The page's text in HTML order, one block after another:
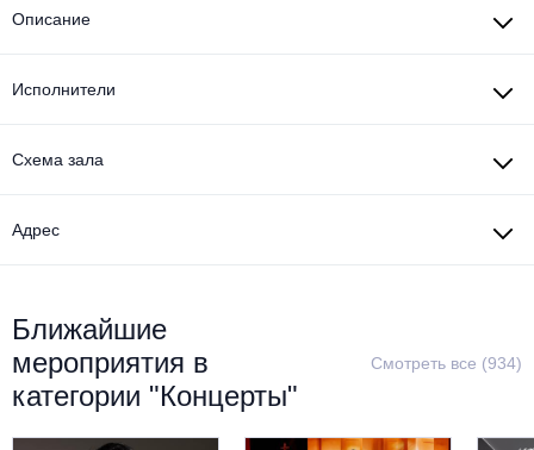
Описание
Исполнители
Схема зала
Адрес
Ближайшие
мероприятия в
категории "Концерты"
Смотреть все (934)